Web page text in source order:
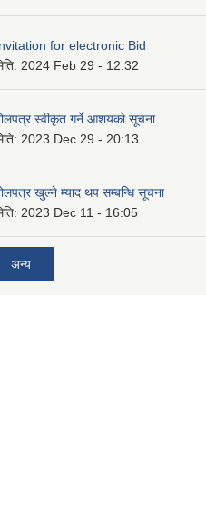
for electronic Bid
2024 Feb 29 - 12:32
स्वीकृत गर्ने आशयको सूचना
2023 Dec 29 - 20:13
खुल्ने म्याद थप सम्बन्धि सूचना
2023 Dec 11 - 16:05
अन्य